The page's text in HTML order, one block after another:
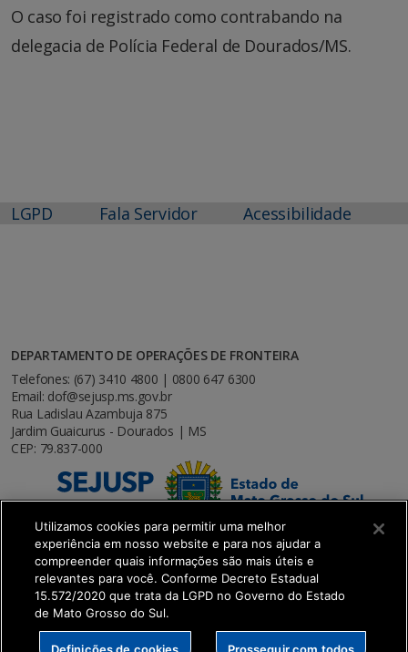
O caso foi registrado como contrabando na
delegacia de Polícia Federal de Dourados/MS.
LGPD Fala Servidor Acessibilidade
DEPARTAMENTO DE OPERAÇÕES DE FRONTEIRA
Telefones: (67) 3410 4800 | 0800 647 6300
Email: dof@sejusp.ms.gov.br
Rua Ladislau Azambuja 875
Jardim Guaicurus - Dourados | MS
CEP: 79.837-000
SETDIG | Secretaria-Executiva de Transformação
Utilizamos cookies para permitir uma melhor
experiência em nosso website e para nos ajudar a
compreender quais informações são mais úteis e
relevantes para você. Conforme Decreto Estadual
15.572/2020 que trata da LGPD no Governo do Estado
de Mato Grosso do Sul.
Definições de cookies Prosseguir com todos